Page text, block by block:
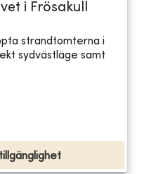
i Frösakull
strandtomterna i
sydvästläge samt